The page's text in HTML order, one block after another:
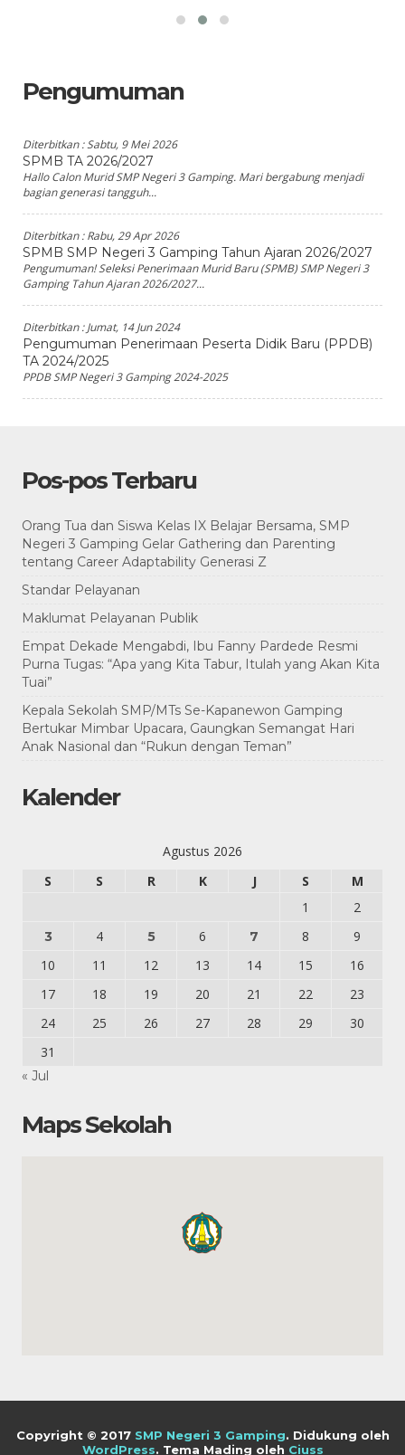
Pengumuman
Diterbitkan :Sabtu, 9 Mei 2026
SPMB TA 2026/2027
Hallo Calon Murid SMP Negeri 3 Gamping. Mari bergabung menjadi
bagian generasi tangguh...
Diterbitkan :Rabu, 29 Apr 2026
SPMB SMP Negeri 3 Gamping Tahun Ajaran 2026/2027
Pengumuman! Seleksi Penerimaan Murid Baru (SPMB) SMP Negeri 3
Gamping Tahun Ajaran 2026/2027...
Diterbitkan :Jumat, 14 Jun 2024
Pengumuman Penerimaan Peserta Didik Baru (PPDB)
TA 2024/2025
PPDB SMP Negeri 3 Gamping 2024-2025
Pos-pos Terbaru
Orang Tua dan Siswa Kelas IX Belajar Bersama, SMP
Negeri 3 Gamping Gelar Gathering dan Parenting
tentang Career Adaptability Generasi Z
Standar Pelayanan
Maklumat Pelayanan Publik
Empat Dekade Mengabdi, Ibu Fanny Pardede Resmi
Purna Tugas: “Apa yang Kita Tabur, Itulah yang Akan Kita
Tuai”
Kepala Sekolah SMP/MTs Se-Kapanewon Gamping
Bertukar Mimbar Upacara, Gaungkan Semangat Hari
Anak Nasional dan “Rukun dengan Teman”
Kalender
Agustus 2026
S
S R K J S
M
1
2
3 4 5 6 7 8
9
10
11 12 13 14 15
16
17
18 19 20 21 22
23
24
25 26 27 28 29
30
31
« Jul
Maps Sekolah
Copyright © 2017 SMP Negeri 3 Gamping. Didukung oleh
WordPress. Tema Mading oleh Ciuss